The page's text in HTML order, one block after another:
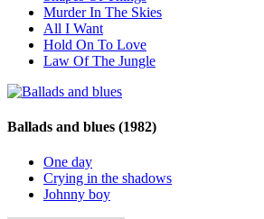
Murder In The Skies
All I Want
Hold On To Love
Law Of The Jungle
Ballads and blues (1982)
One day
Crying in the shadows
Johnny boy